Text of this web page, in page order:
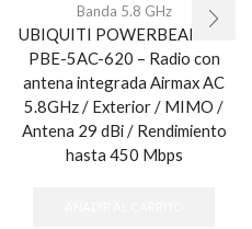
Banda 5.8 GHz
UBIQUITI POWERBEAM AC
PBE-5AC-620 – Radio con
antena integrada Airmax AC
5.8GHz / Exterior / MIMO /
Antena 29 dBi / Rendimiento
hasta 450 Mbps